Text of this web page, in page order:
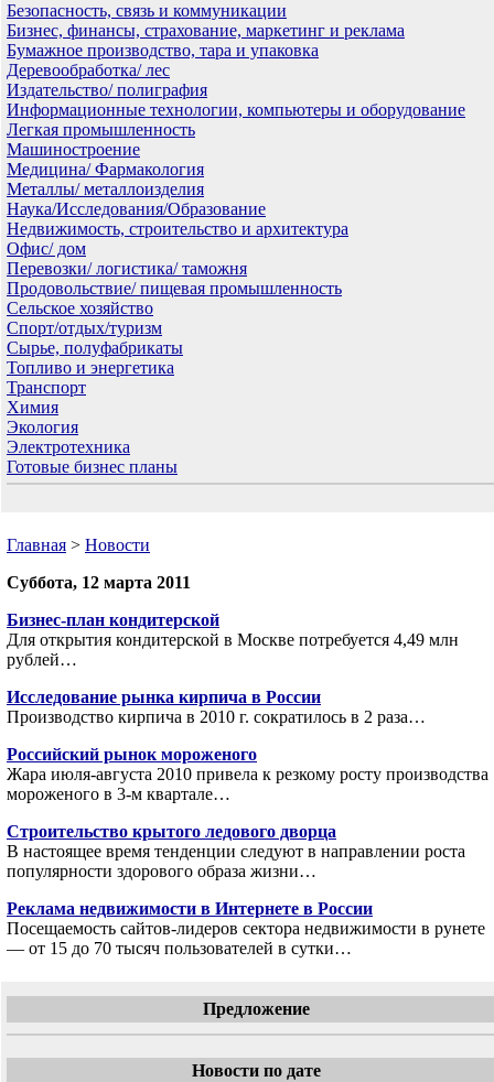
Безопасность, связь и коммуникации
Бизнес, финансы, страхование, маркетинг и реклама
Бумажное производство, тара и упаковка
Деревообработка/ лес
Издательство/ полиграфия
Информационные технологии, компьютеры и оборудование
Легкая промышленность
Машиностроение
Медицина/ Фармакология
Металлы/ металлоизделия
Наука/Исследования/Образование
Недвижимость, строительство и архитектура
Офис/ дом
Перевозки/ логистика/ таможня
Продовольствие/ пищевая промышленность
Сельское хозяйство
Спорт/отдых/туризм
Сырье, полуфабрикаты
Топливо и энергетика
Транспорт
Химия
Экология
Электротехника
Готовые бизнес планы
Главная > Новости
Суббота, 12 марта 2011
Бизнес-план кондитерской
Для открытия кондитерской в Москве потребуется 4,49 млн
рублей…
Исследование рынка кирпича в России
Производство кирпича в 2010 г. сократилось в 2 раза…
Российский рынок мороженого
Жара июля-августа 2010 привела к резкому росту производства
мороженого в 3-м квартале…
Строительство крытого ледового дворца
В настоящее время тенденции следуют в направлении роста
популярности здорового образа жизни…
Реклама недвижимости в Интернете в России
Посещаемость сайтов-лидеров сектора недвижимости в рунете
— от 15 до 70 тысяч пользователей в сутки…
Предложение
Новости по дате